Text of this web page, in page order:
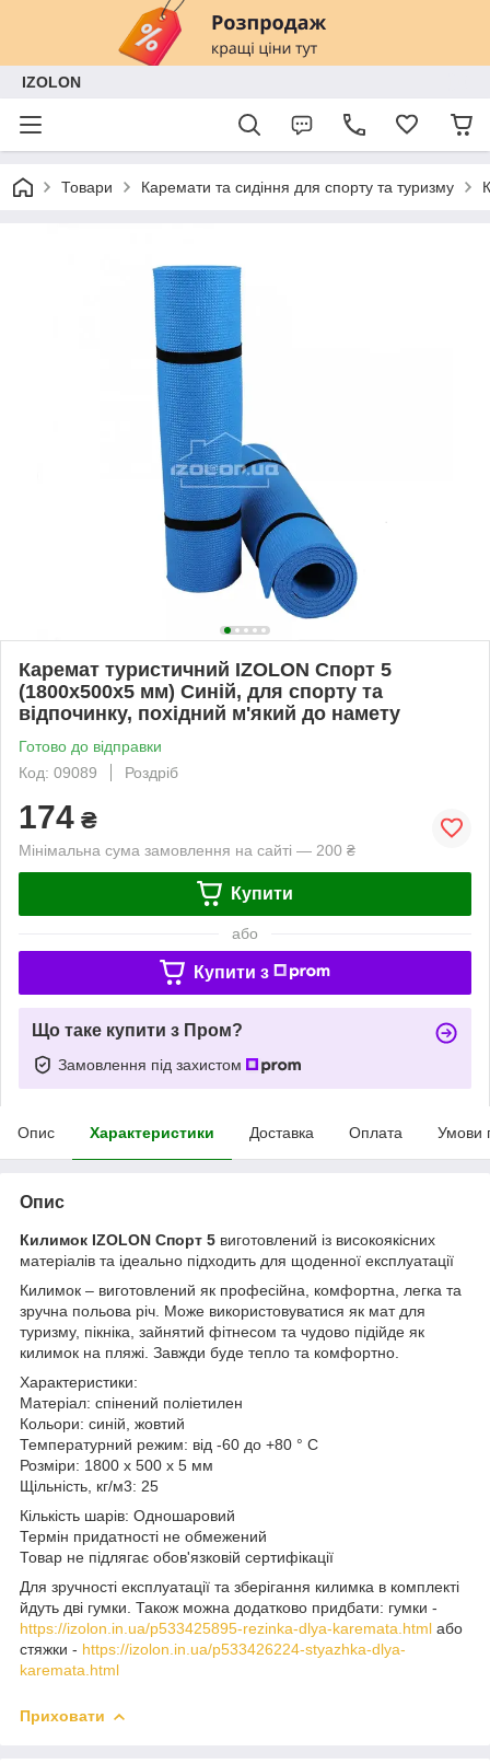
IZOLON
Товари Каремати та сидіння для спорту та туризму
Каремат туристичний IZOLON Спорт 5
(1800х500х5 мм) Синій, для спорту та
відпочинку, похідний м'який до намету
Готово до відправки
Код: 09089
Роздріб
174 ₴
Мінімальна сума замовлення на сайті — 200 ₴
Купити
або
Купити з
Що таке купити з Пром?
Замовлення під захистом
Опис Характеристики Доставка Оплата Умови
Опис
Килимок IZOLON Спорт 5 виготовлений із високоякісних
матеріалів та ідеально підходить для щоденної експлуатації
Килимок – виготовлений як професійна, комфортна, легка та
зручна польова річ. Може використовуватися як мат для
туризму, пікніка, зайнятий фітнесом та чудово підійде як
килимок на пляжі. Завжди буде тепло та комфортно.
Характеристики:
Матеріал: спінений поліетилен
Кольори: синій, жовтий
Температурний режим: від -60 до +80 ° С
Розміри: 1800 х 500 х 5 мм
Щільність, кг/м3: 25
Кількість шарів: Одношаровий
Термін придатності не обмежений
Товар не підлягає обов'язковій сертифікації
Для зручності експлуатації та зберігання килимка в комплекті
йдуть дві гумки. Також можна додатково придбати: гумки -
https://izolon.in.ua/p533425895-rezinka-dlya-karemata.html або
стяжки - https://izolon.in.ua/p533426224-styazhka-dlya-
karemata.html
Приховати